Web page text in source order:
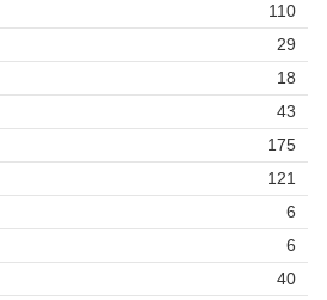
110
29
18
43
175
121
6
6
40